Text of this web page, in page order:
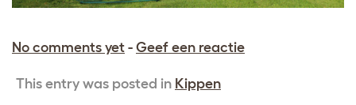
No comments yet - Geef een reactie
This entry was posted in Kippen